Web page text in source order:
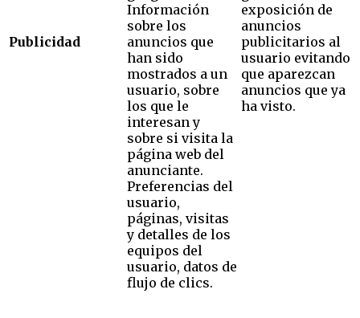
Publicidad
Información
sobre los
anuncios que
han sido
mostrados a un
usuario, sobre
los que le
interesan y
sobre si visita la
página web del
anunciante.
Preferencias del
usuario,
páginas, visitas
y detalles de los
equipos del
usuario, datos de
flujo de clics.
exposición de
anuncios
publicitarios al
usuario evitando
que aparezcan
anuncios que ya
ha visto.